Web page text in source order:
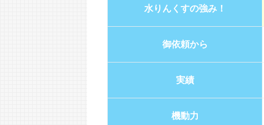
水りんくすの強み！
御依頼から
実績
機動力